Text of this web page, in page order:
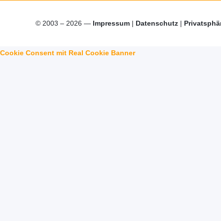
© 2003 – 2026 — Impressum | Datenschutz |
Cookie Consent mit Real Cookie Banner